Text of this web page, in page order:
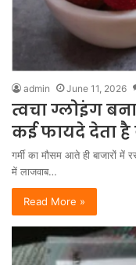
admin June 11, 2026
त्वचा ग्लोइंग
कई फायदे देता
गर्मी का मौसम आते ही बाजारों में
में लाजवाब…
Read More »